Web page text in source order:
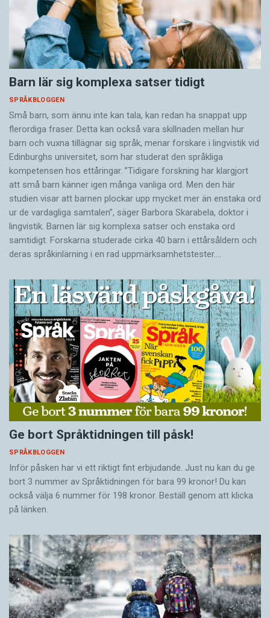
Barn lär sig komplexa satser tidigt
SPRÅKBLOGGEN
Små barn, som ännu inte kan tala, kan redan ha snappat upp
flerordiga fraser. Detta kan också vara skillnaden mellan hur
barn och vuxna tillägnar sig språk, menar forskare i lingvistik vid
Edinburghs universitet, som har studerat den språkliga
kompetensen hos ettåringar. ”Tidigare forskning har klargjort
att små barn känner igen många vanliga ord. Men den här
studien visar att barnen plockar upp mycket mer än enstaka ord
ur de vardagliga samtalen”, säger Barbora Skarabela, doktor i
lingvistik. Barnen lär sig komplexa satser och enstaka ord
samtidigt. Forskarna studerade cirka 40 barn i ettårsåldern och
deras språkinlärning i en rad uppmärksamhetstester.…
Ge bort Språktidningen till påsk!
SPRÅKBLOGGEN
Inför påsken har vi ett riktigt fint erbjudande. Just nu kan du ge
bort 3 nummer av Språktidningen för bara 99 kronor! Du kan
också välja 6 nummer för 198 kronor. Beställ genom att klicka
på länken.